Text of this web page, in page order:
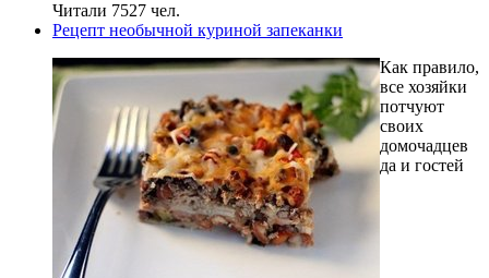
Читали 7527 чел.
Рецепт необычной куриной запеканки
Как правило,
все хозяйки
потчуют
своих
домочадцев
да и гостей